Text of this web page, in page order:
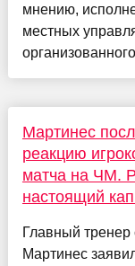
мнению,
местных
Мартинес
реакцию
матча на ЧМ.
настоящий
Главный тренер
Мартинес